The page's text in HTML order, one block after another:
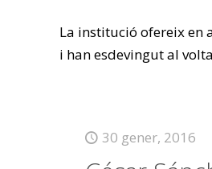
La institució ofereix en
i han esdevingut al
30 gener, 2016